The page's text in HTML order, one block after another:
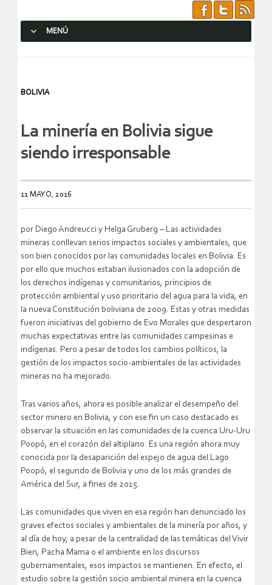
MENÚ
BOLIVIA
La minería en Bolivia sigue
siendo irresponsable
11 MAYO, 2016
por Diego Andreucci y Helga Gruberg – Las actividades
mineras conllevan serios impactos sociales y ambientales, que
son bien conocidos por las comunidades locales en Bolivia. Es
por ello que muchos estaban ilusionados con la adopción de
los derechos indígenas y comunitarios, principios de
protección ambiental y uso prioritario del agua para la vida, en
la nueva Constitución boliviana de 2009. Estas y otras medidas
fueron iniciativas del gobierno de Evo Morales que despertaron
muchas expectativas entre las comunidades campesinas e
indígenas. Pero a pesar de todos los cambios políticos, la
gestión de los impactos socio-ambientales de las actividades
mineras no ha mejorado.
Tras varios años, ahora es posible analizar el desempeño del
sector minero en Bolivia, y con ese fin un caso destacado es
observar la situación en las comunidades de la cuenca Uru-Uru
Poopó, en el corazón del altiplano. Es una región ahora muy
conocida por la desaparición del espejo de agua del Lago
Poopó, el segundo de Bolivia y uno de los más grandes de
América del Sur, a fines de 2015.
Las comunidades que viven en esa región han denunciado los
graves efectos sociales y ambientales de la minería por años, y
al día de hoy, a pesar de la centralidad de las temáticas del Vivir
Bien, Pacha Mama o el ambiente en los discursos
gubernamentales, esos impactos se mantienen. En efecto, el
estudio sobre la gestión socio ambiental minera en la cuenca